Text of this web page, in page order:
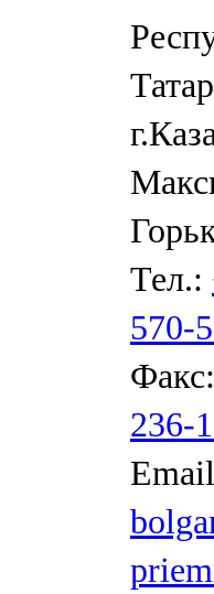
Тел.:
570-
Факс:
236-